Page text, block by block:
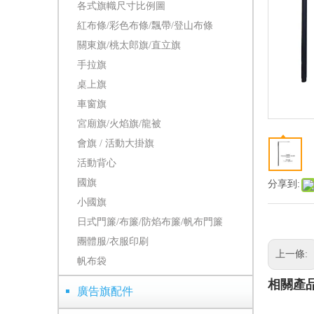
各式旗幟尺寸比例圖
紅布條/彩色布條/飄帶/登山布條
關東旗/桃太郎旗/直立旗
手拉旗
桌上旗
車窗旗
宮廟旗/火焰旗/龍被
會旗 / 活動大掛旗
活動背心
國旗
小國旗
日式門簾/布簾/防焰布簾/帆布門簾
團體服/衣服印刷
帆布袋
廣告旗配件
分享到:
上一條:
相關產